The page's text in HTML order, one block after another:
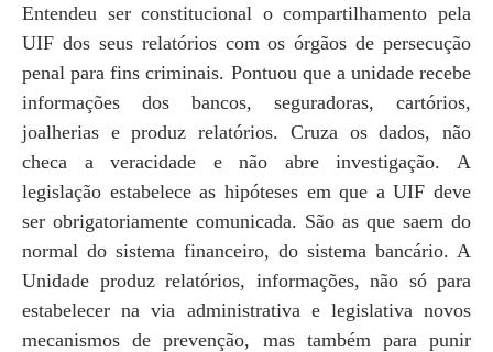
Entendeu ser constitucional o compartilhamento pela
UIF dos seus relatórios com os órgãos de persecução
penal para fins criminais. Pontuou que a unidade recebe
informações dos bancos, seguradoras, cartórios,
joalherias e produz relatórios. Cruza os dados, não
checa a veracidade e não abre investigação. A
legislação estabelece as hipóteses em que a UIF deve
ser obrigatoriamente comunicada. São as que saem do
normal do sistema financeiro, do sistema bancário. A
Unidade produz relatórios, informações, não só para
estabelecer na via administrativa e legislativa novos
mecanismos de prevenção, mas também para punir